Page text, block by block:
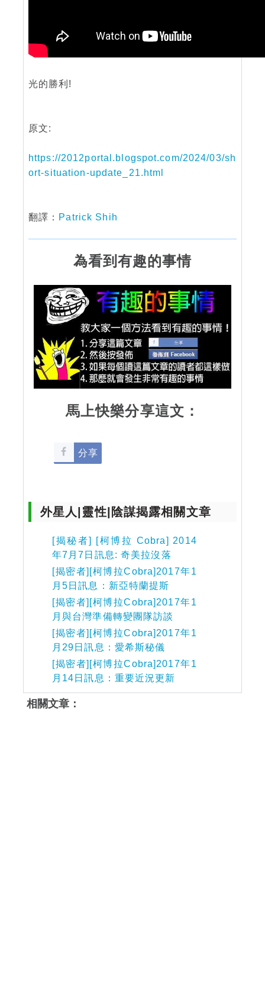
光的勝利!
原文:
https://2012portal.blogspot.com/2024/03/sh
ort-situation-update_21.html
翻譯： Patrick Shih
為看到有趣的事情
馬上快樂分享這文：
分享
外星人|靈性|陰謀揭露相關文章
[揭秘者] [柯博拉 Cobra] 2014
年7月7日訊息: 奇美拉沒落
[揭密者][柯博拉Cobra]2017年1
月5日訊息：新亞特蘭提斯
[揭密者][柯博拉Cobra]2017年1
月與台灣準備轉變團隊訪談
[揭密者][柯博拉Cobra]2017年1
月29日訊息：愛希斯秘儀
[揭密者][柯博拉Cobra]2017年1
月14日訊息：重要近況更新
相關文章：